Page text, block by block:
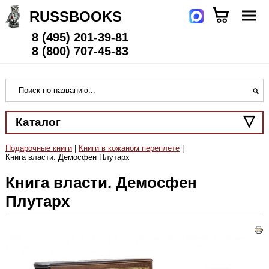
RUSSBOOKS
8 (495) 201-39-81
8 (800) 707-45-83
Каталог
Подарочные книги Книги в кожаном переплете
Книга власти. Демосфен Плутарх
Книга власти. Демосфен
Плутарх